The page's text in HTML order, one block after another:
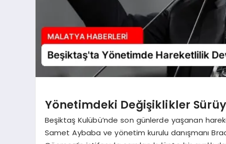
Yönetimdeki Değişiklikler
Beşiktaş Kulübü’nde son günlerde yaşanan
Samet Aybaba ve yönetim kurulu danışmanı